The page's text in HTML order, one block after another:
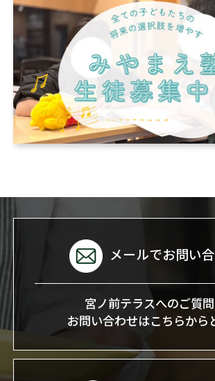
メールでお問い
宮ノ前テラスへのご質問
お問い合わせはこちらから